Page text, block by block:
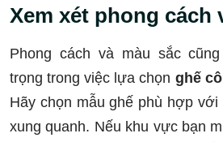
Xem xét phong cách
Phong cách và màu sắc
trọng trong việc lựa chọn ghế
Hãy chọn mẫu ghế phù hợp với
xung quanh. Nếu khu vực bạn